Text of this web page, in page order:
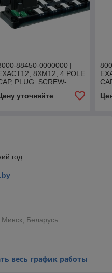
88450-0000000 |
8XM12, 4 POLE
PLUG. SCREW-
уточняйте
год
Беларусь
весь график работы